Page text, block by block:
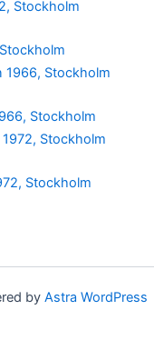
Stockholm
Stockholm
by Astra WordPress